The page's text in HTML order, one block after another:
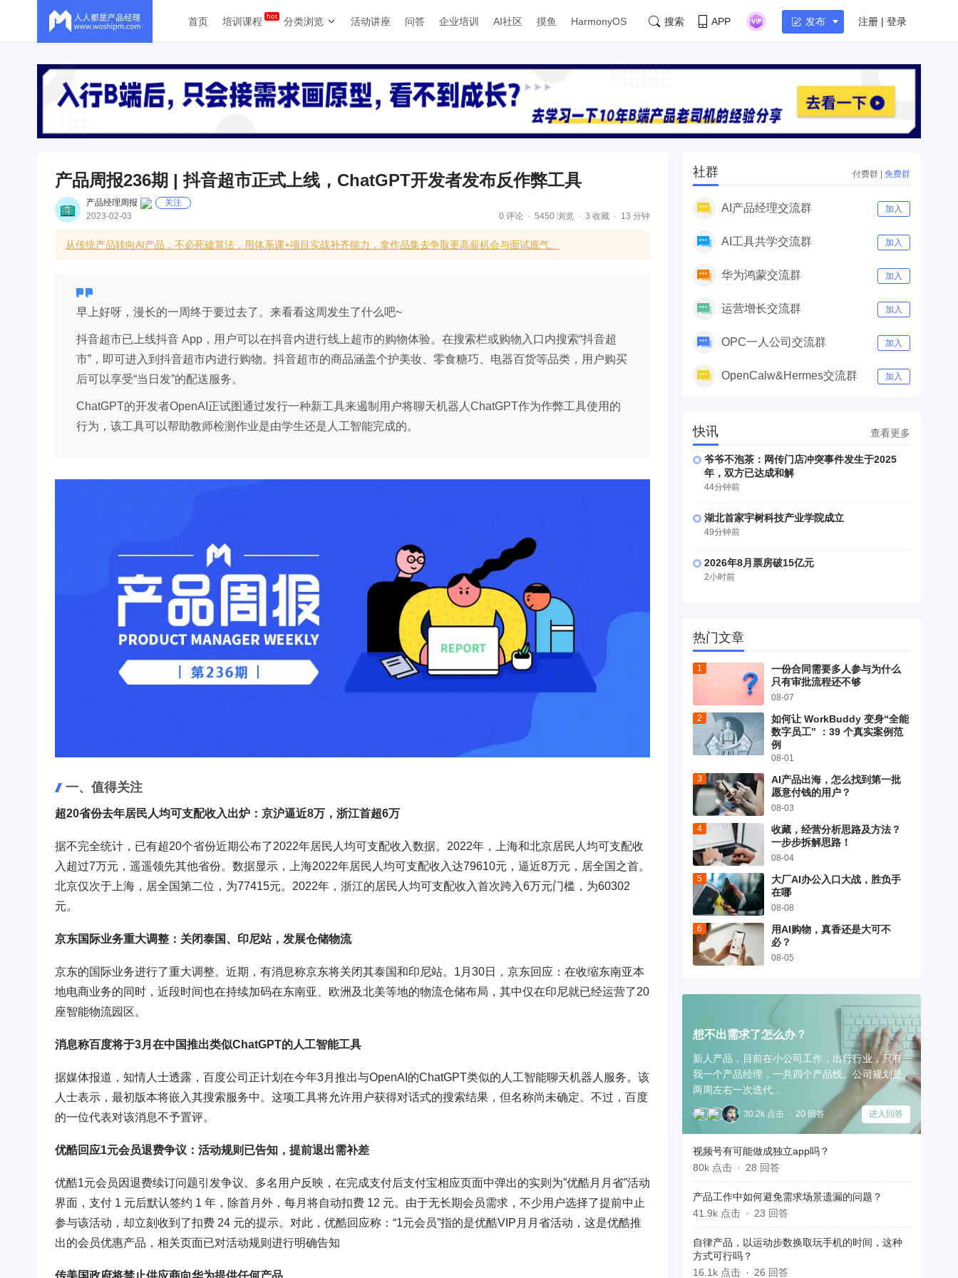
首页 培训课程 分类浏览 活动讲座 问答 企业培训 AI社区 摸鱼 HarmonyOS 搜索 APP 发布 注册 | 登录
产品周报236期 | 抖音超市正式上线，ChatGPT开发者发布反作弊工具
产品经理周报
关注
2023-02-03
0 评论 5450 浏览 3 收藏 13 分钟
从传统产品转向AI产品，不必死磕算法，用体系课+项目实战补齐能力，拿作品集去争取更高薪机会与面试底气。
早上好呀，漫长的一周终于要过去了。来看看这周发生了什么吧~
抖音超市已上线抖音 App，用户可以在抖音内进行线上超市的购物体验。在搜索栏或购物入口内搜索“抖音超
市”，即可进入到抖音超市内进行购物。抖音超市的商品涵盖个护美妆、零食糖巧、电器百货等品类，用户购买
后可以享受“当日发”的配送服务。
ChatGPT的开发者OpenAI正试图通过发行一种新工具来遏制用户将聊天机器人ChatGPT作为作弊工具使用的
行为，该工具可以帮助教师检测作业是由学生还是人工智能完成的。
一、值得关注
超20省份去年居民人均可支配收入出炉：京沪逼近8万，浙江首超6万
据不完全统计，已有超20个省份近期公布了2022年居民人均可支配收入数据。2022年，上海和北京居民人均可支配收
入超过7万元，遥遥领先其他省份。数据显示，上海2022年居民人均可支配收入达79610元，逼近8万元，居全国之首。
北京仅次于上海，居全国第二位，为77415元。2022年，浙江的居民人均可支配收入首次跨入6万元门槛，为60302
元。
京东国际业务重大调整：关闭泰国、印尼站，发展仓储物流
京东的国际业务进行了重大调整。近期，有消息称京东将关闭其泰国和印尼站。1月30日，京东回应：在收缩东南亚本
地电商业务的同时，近段时间也在持续加码在东南亚、欧洲及北美等地的物流仓储布局，其中仅在印尼就已经运营了20
座智能物流园区。
消息称百度将于3月在中国推出类似ChatGPT的人工智能工具
据媒体报道，知情人士透露，百度公司正计划在今年3月推出与OpenAI的ChatGPT类似的人工智能聊天机器人服务。该
人士表示，最初版本将嵌入其搜索服务中。这项工具将允许用户获得对话式的搜索结果，但名称尚未确定。不过，百度
的一位代表对该消息不予置评。
优酷回应1元会员退费争议：活动规则已告知，提前退出需补差
优酷1元会员因退费续订问题引发争议。多名用户反映，在完成支付后支付宝相应页面中弹出的实则为”优酷月月省”活动
界面，支付 1 元后默认签约 1 年，除首月外，每月将自动扣费 12 元。由于无长期会员需求，不少用户选择了提前中止
参与该活动，却立刻收到了扣费 24 元的提示。对此，优酷回应称：“1元会员”指的是优酷VIP月月省活动，这是优酷推
出的会员优惠产品，相关页面已对活动规则进行明确告知
传美国政府将禁止供应商向华为提供任何产品
社群 付费群 | 免费群
AI产品经理交流群 加入
AI工具共学交流群 加入
华为鸿蒙交流群 加入
运营增长交流群 加入
OPC一人公司交流群 加入
OpenCalw&Hermes交流群 加入
快讯 查看更多
爷爷不泡茶：网传门店冲突事件发生于2025
年，双方已达成和解
44分钟前
湖北首家宇树科技产业学院成立
49分钟前
2026年8月票房破15亿元
2小时前
热门文章
一份合同需要多人参与为什么
只有审批流程还不够
08-07
如何让 WorkBuddy 变身“全能
数字员工” ：39 个真实案例范
例
08-01
AI产品出海，怎么找到第一批
愿意付钱的用户？
08-03
收藏，经营分析思路及方法？
一步步拆解思路！
08-04
大厂AI办公入口大战，胜负手
在哪
08-08
用AI购物，真香还是大可不
必？
08-05
想不出需求了怎么办？
新人产品，目前在小公司工作，出行行业，只有
我一个产品经理，一共四个产品线。公司规划是
两周左右一次迭代...
30.2k 点击 20 回答 进入回答
视频号有可能做成独立app吗？
80k 点击
28 回答
产品工作中如何避免需求场景遗漏的问题？
41.9k 点击
23 回答
自律产品，以运动步数换取玩手机的时间，这种
方式可行吗？
16.1k 点击
26 回答